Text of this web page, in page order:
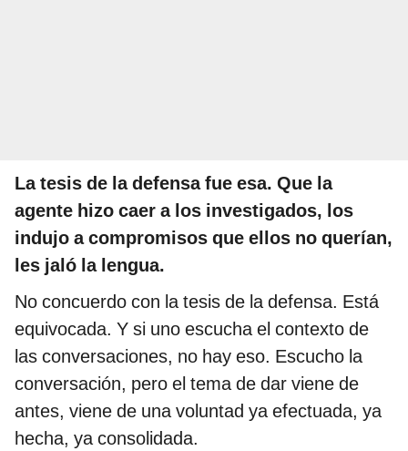
La tesis de la defensa fue esa. Que la
agente hizo caer a los investigados, los
indujo a compromisos que ellos no querían,
les jaló la lengua.
No concuerdo con la tesis de la defensa. Está
equivocada. Y si uno escucha el contexto de
las conversaciones, no hay eso. Escucho la
conversación, pero el tema de dar viene de
antes, viene de una voluntad ya efectuada, ya
hecha, ya consolidada.